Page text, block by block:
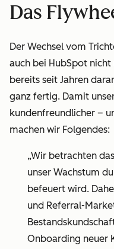
Das
Der Wechsel vom
auch bei HubSpot
bereits seit Jahren
ganz fertig. Damit
kundenfreundlicher –
machen wir Folgendes:
„Wir betrachten
unser Wachstum
befeuert wird.
und Referral-
Onboarding neuer